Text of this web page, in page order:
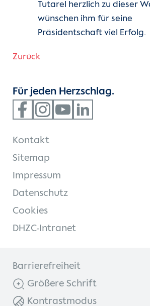
Tutarel herzlich zu dieser
wünschen ihm für seine
Präsidentschaft viel Erfolg.
Zurück
Für jeden Herzschlag.
Kontakt
Sitemap
Impressum
Datenschutz
Cookies
DHZC-Intranet
Barrierefreiheit
Größere Schrift
Kontrastmodus